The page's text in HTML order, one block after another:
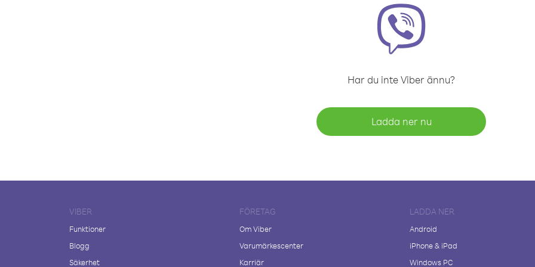
Har du inte Viber ännu?
Ladda ner nu
VIBER
Funktioner
Blogg
Säkerhet
FÖRETAG
Om Viber
Varumärkescenter
Karriär
LADDA NER
Android
iPhone & iPad
Windows PC